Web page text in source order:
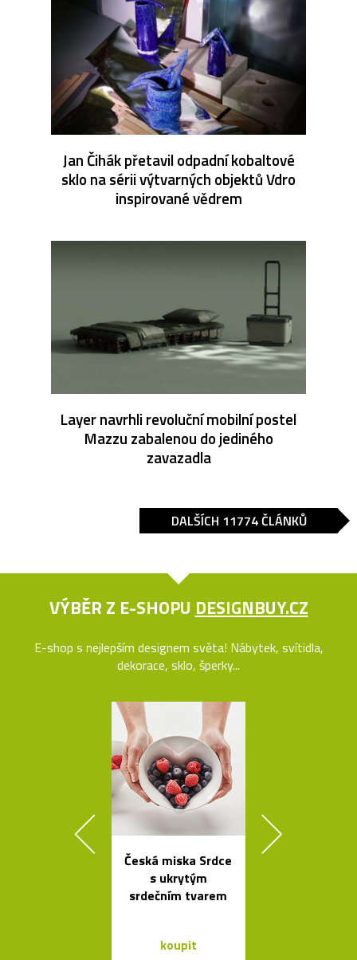
Jan Čihák přetavil odpadní kobaltové
sklo na sérii výtvarných objektů Vdro
inspirované vědrem
Layer navrhli revoluční mobilní postel
Mazzu zabalenou do jediného
zavazadla
DALŠÍCH 11774 ČLÁNKŮ
VÝBĚR Z E-SHOPU DESIGNBUY.CZ
E-shop s nejlepším designem světa! Nábytek, svítidla,
dekorace, sklo, šperky...
Česká miska Srdce
s ukrytým
srdečním tvarem
koupit